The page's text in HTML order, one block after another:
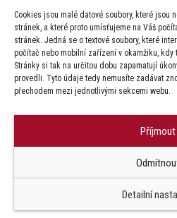
Cookies jsou malé datové soubory, které jsou
stránek, a které proto umísťujeme na Váš
stránek. Jedná se o textové soubory, které
počítač nebo mobilní zařízení v okamžiku, kdy
Stránky si tak na určitou dobu zapamatují
provedli. Tyto údaje tedy nemusíte zadávat
přechodem mezi jednotlivými sekcemi webu.
Příjmout
Detailní
Vinohradská 190, 130 00 Praha 3
Za publikovaný obsah odpovídají
Factory s.r.o. zapovězeno.